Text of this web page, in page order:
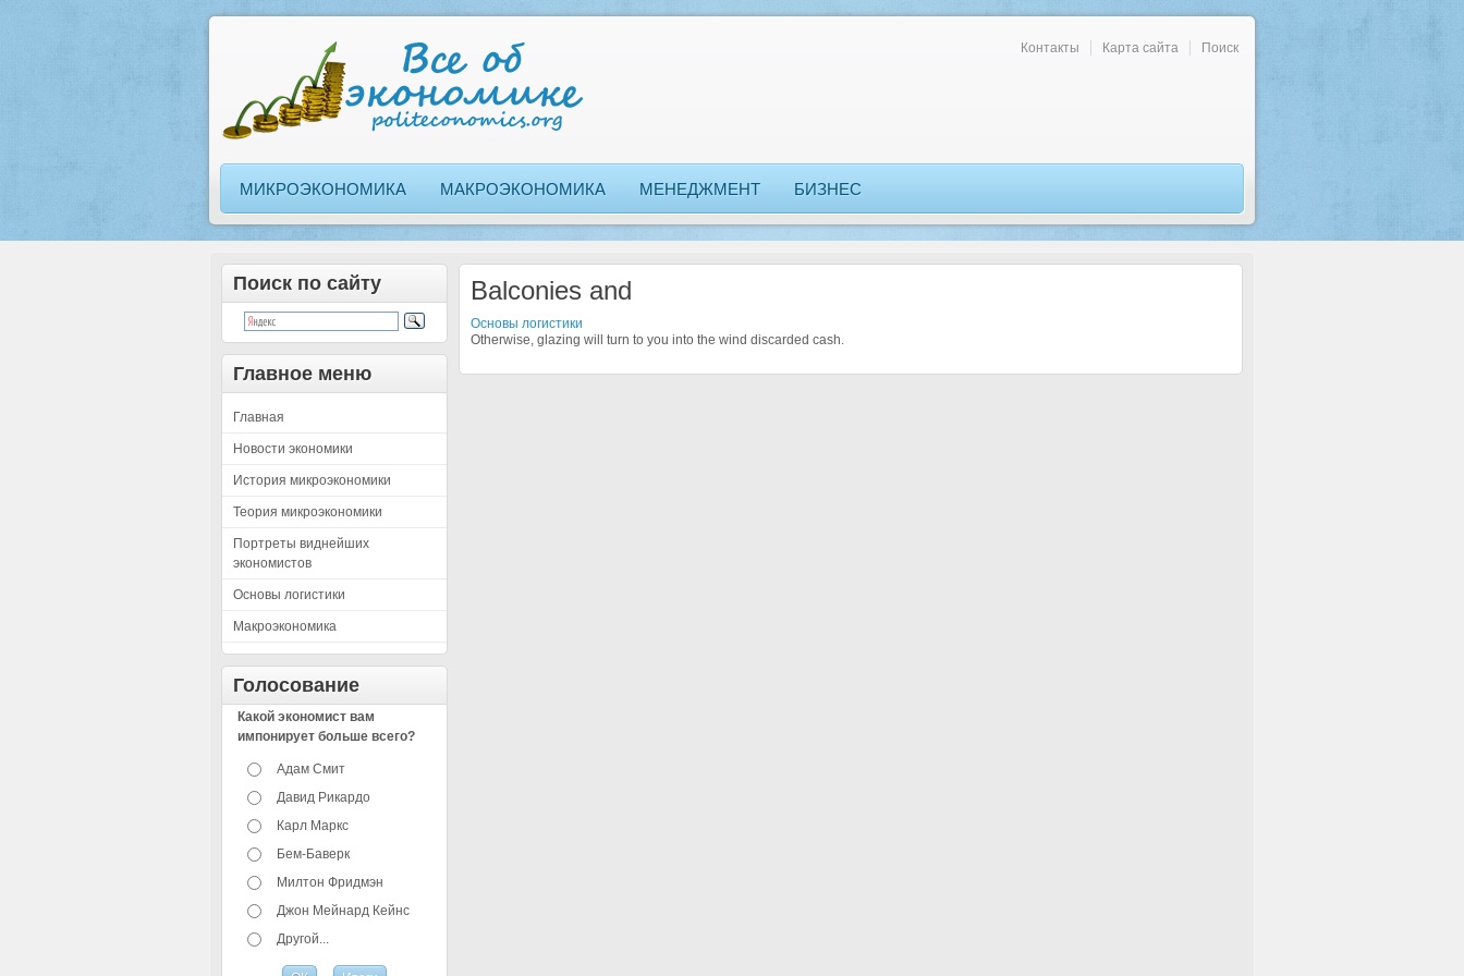
Контакты Карта сайта Поиск
МИКРОЭКОНОМИКА МАКРОЭКОНОМИКА МЕНЕДЖМЕНТ БИЗНЕС
Поиск по сайту
Главное меню
Главная
Новости экономики
История микроэкономики
Теория микроэкономики
Портреты виднейших
экономистов
Основы логистики
Макроэкономика
Голосование
Какой экономист вам
импонирует больше всего?
Адам Смит
Давид Рикардо
Карл Маркс
Бем-Баверк
Милтон Фридмэн
Джон Мейнард Кейнс
Другой...
Balconies and
Основы логистики
Otherwise, glazing will turn to you into the wind discarded cash.